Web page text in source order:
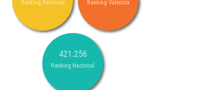
Ranking Sectorial Ranking Valencia
421.256
Ranking Nacional